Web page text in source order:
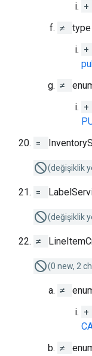
+
≠
+
≠
+
=
(değişiklik
=
(değişiklik
≠
(0 new, 2
≠
+
≠